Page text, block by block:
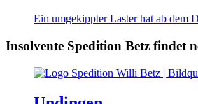
Ein umgekippter Laster hat ab dem
Insolvente Spedition Betz findet